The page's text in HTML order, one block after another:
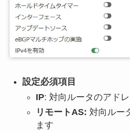
設定必須項目
IP: 対向ルータのアド
リモートAS: 対向ルー
ます